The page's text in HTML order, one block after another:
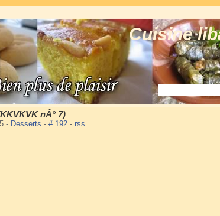
Cuisine
nÂ° 7)
- Desserts - # 192 - rss